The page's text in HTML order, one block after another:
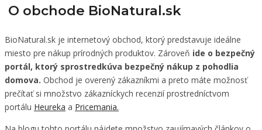
O obchode BioNatural.sk
BioNatural.sk je internetový obchod, ktorý predstavuje ideálne
miesto pre nákup prírodných produktov. Zároveň ide o bezpečný
portál, ktorý sprostredkúva bezpečný nákup z pohodlia
domova. Obchod je overený zákazníkmi a preto máte možnosť
prečítať si množstvo zákazníckych recenzií prostredníctvom
portálu Heureka a Pricemania.